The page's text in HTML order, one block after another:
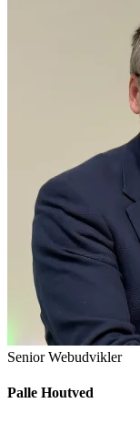
Senior Webudvikler
Palle Houtved